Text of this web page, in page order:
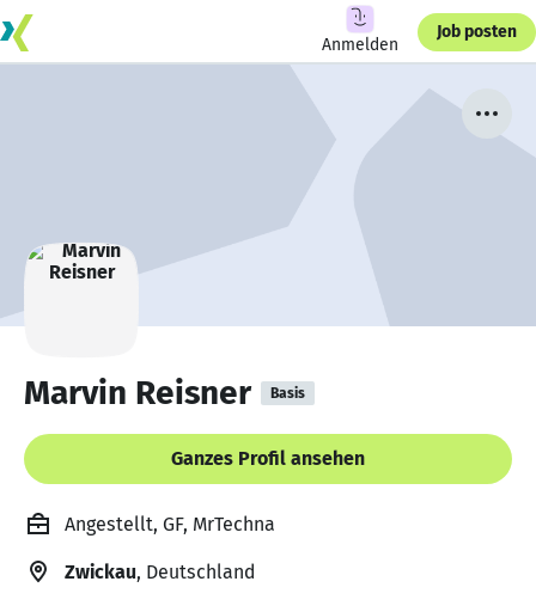
Anmelden
Job posten
Marvin Reisner Basis
Ganzes Profil ansehen
Angestellt, GF, MrTechna
Zwickau, Deutschland